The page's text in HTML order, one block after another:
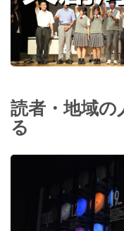
読者・地域
る